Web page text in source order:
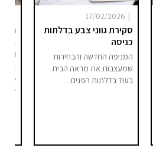
|
17/02/2026
סקירת גווני צבע בדלתות
כניסה
המניפה החדשה והבחירות
שמעצבות את מראה הבית
בעוד בדלתות הפנים…
אם